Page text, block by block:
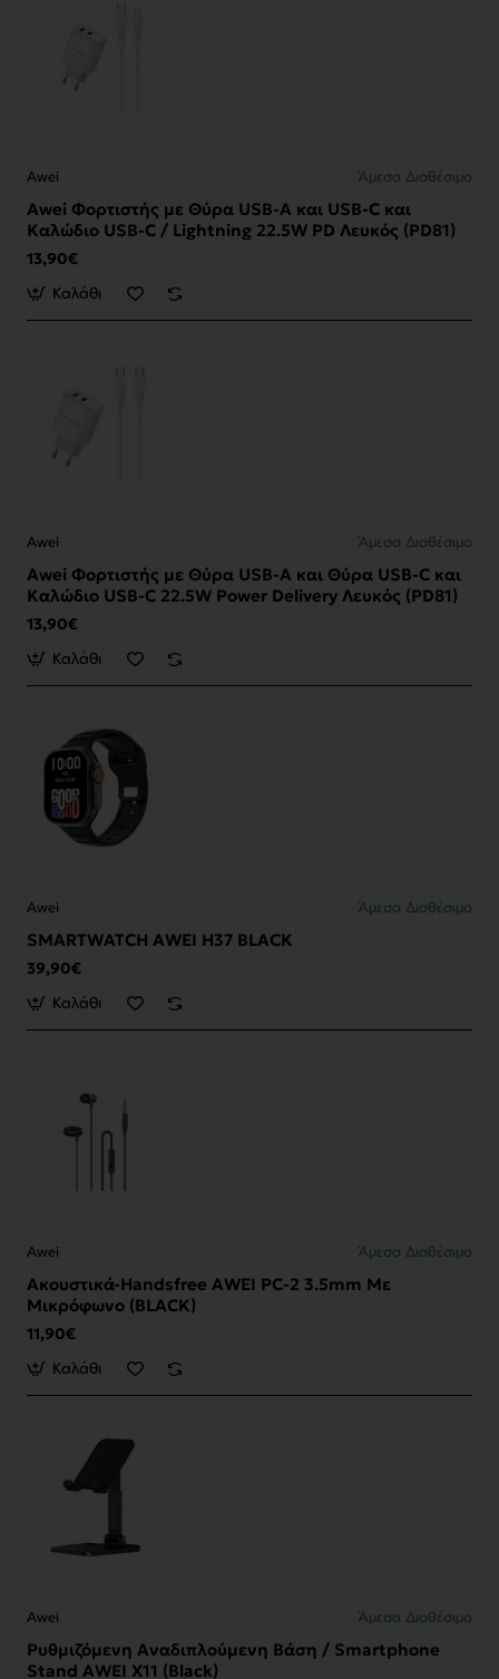
Awei Άμεσα Διαθέσιμο
Awei Φορτιστής με Θύρα USB-A και USB-C και
Καλώδιο USB-C / Lightning 22.5W PD Λευκός (PD81)
13,90€
Καλάθι
Awei Άμεσα Διαθέσιμο
Awei Φορτιστής με Θύρα USB-A και Θύρα USB-C και
Καλώδιο USB-C 22.5W Power Delivery Λευκός (PD81)
13,90€
Καλάθι
Awei Άμεσα Διαθέσιμο
SMARTWATCH AWEI H37 BLACK
39,90€
Καλάθι
Awei Άμεσα Διαθέσιμο
Ακουστικά-Handsfree AWEI PC-2 3.5mm Με
Μικρόφωνο (BLACK)
11,90€
Καλάθι
Awei Άμεσα Διαθέσιμο
Ρυθμιζόμενη Αναδιπλούμενη Βάση / Smartphone
Stand AWEI X11 (Black)